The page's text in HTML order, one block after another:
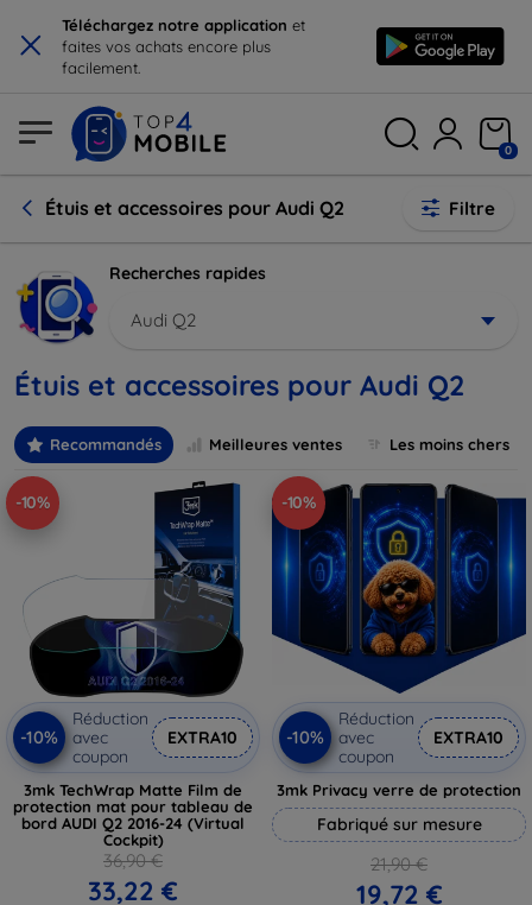
× Téléchargez notre application et
faites vos achats encore plus
facilement.
0
Étuis et accessoires pour Audi Q2 Filtre
Recherches rapides
Audi Q2
Étuis et accessoires pour Audi Q2
Recommandés Meilleures ventes Les moins chers
-10%
-10%
Réduction
avec
coupon
EXTRA10
3mk TechWrap Matte Film de
protection mat pour tableau de
bord AUDI Q2 2016-24 (Virtual
Cockpit)
36,90 €
33,22 €
-10%
-10%
Réduction
avec
coupon
EXTRA10
3mk Privacy verre de protection
Fabriqué sur mesure
21,90 €
19,72 €